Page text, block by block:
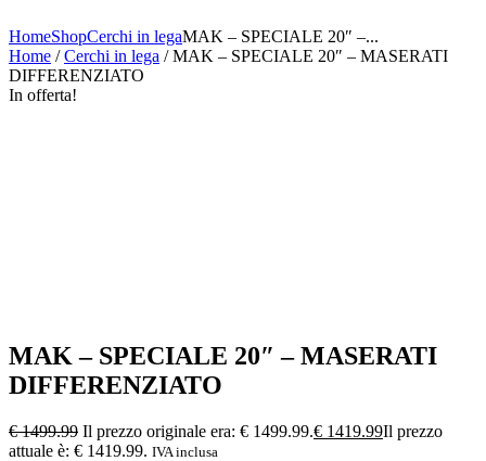
HomeShopCerchi in legaMAK – SPECIALE 20″ –...
Home /Cerchi in lega / MAK – SPECIALE 20″ – MASERATI
DIFFERENZIATO
In offerta!
MAK – SPECIALE 20″ – MASERATI
DIFFERENZIATO
€1499.99 Il prezzo originale era: € 1499.99.€ 1419.99Il prezzo
attuale è: € 1419.99. IVA inclusa